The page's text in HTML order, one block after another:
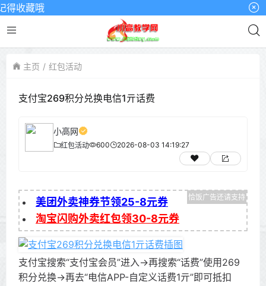
收藏哦
主页 红包活动
支付宝269积分兑换电信1亓话费
小高网
红包活动 600 2026-08-03 14:19:27
美团外卖神券节领25-8元券
淘宝闪购外卖红包领30-8元券
支付宝搜索“支付宝会员”进入->再搜索“话费”使用269
积分兑换->再去“电信APP-自定义话费1亓”即可抵扣